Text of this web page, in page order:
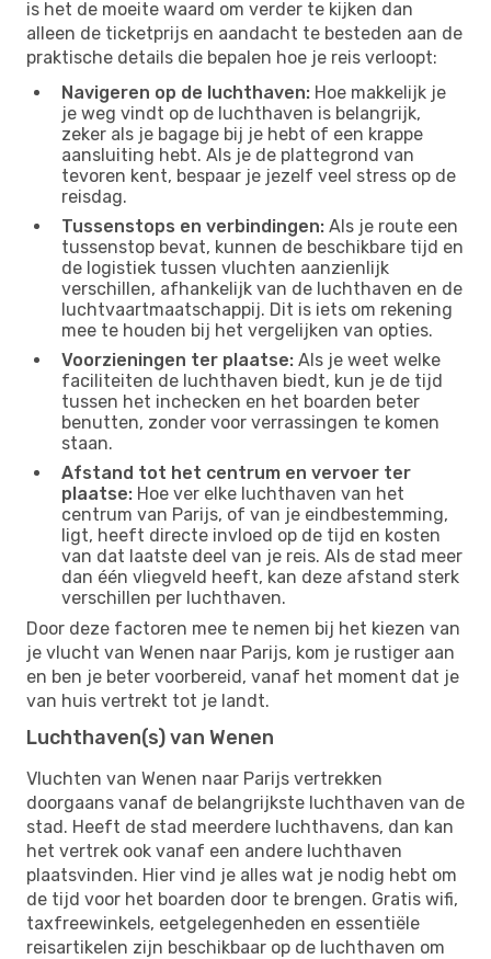
is het de moeite waard om verder te kijken dan
alleen de ticketprijs en aandacht te besteden aan de
praktische details die bepalen hoe je reis verloopt:
Navigeren op de luchthaven: Hoe makkelijk je
je weg vindt op de luchthaven is belangrijk,
zeker als je bagage bij je hebt of een krappe
aansluiting hebt. Als je de plattegrond van
tevoren kent, bespaar je jezelf veel stress op de
reisdag.
Tussenstops en verbindingen: Als je route een
tussenstop bevat, kunnen de beschikbare tijd en
de logistiek tussen vluchten aanzienlijk
verschillen, afhankelijk van de luchthaven en de
luchtvaartmaatschappij. Dit is iets om rekening
mee te houden bij het vergelijken van opties.
Voorzieningen ter plaatse: Als je weet welke
faciliteiten de luchthaven biedt, kun je de tijd
tussen het inchecken en het boarden beter
benutten, zonder voor verrassingen te komen
staan.
Afstand tot het centrum en vervoer ter
plaatse: Hoe ver elke luchthaven van het
centrum van Parijs, of van je eindbestemming,
ligt, heeft directe invloed op de tijd en kosten
van dat laatste deel van je reis. Als de stad meer
dan één vliegveld heeft, kan deze afstand sterk
verschillen per luchthaven.
Door deze factoren mee te nemen bij het kiezen van
je vlucht van Wenen naar Parijs, kom je rustiger aan
en ben je beter voorbereid, vanaf het moment dat je
van huis vertrekt tot je landt.
Luchthaven(s) van Wenen
Vluchten van Wenen naar Parijs vertrekken
doorgaans vanaf de belangrijkste luchthaven van de
stad. Heeft de stad meerdere luchthavens, dan kan
het vertrek ook vanaf een andere luchthaven
plaatsvinden. Hier vind je alles wat je nodig hebt om
de tijd voor het boarden door te brengen. Gratis wifi,
taxfreewinkels, eetgelegenheden en essentiële
reisartikelen zijn beschikbaar op de luchthaven om